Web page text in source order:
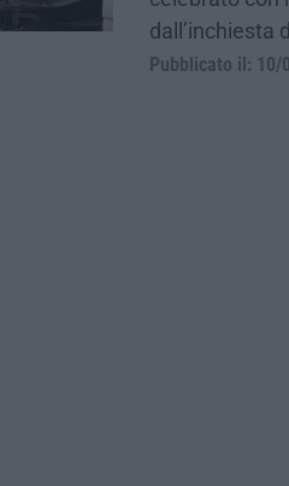
dall’inchiesta
Pubblicato il: 10/